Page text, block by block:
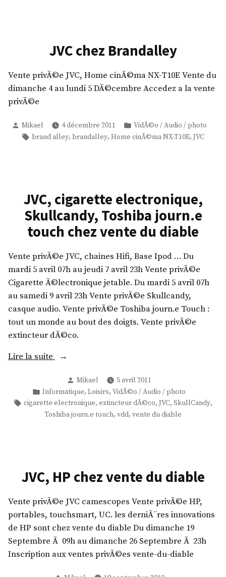
J
C
,
t
b
x
v
e
t
e
d
u
d
i
a
l
»
JVC chez Brandalley
Vente privÃ©e JVC, Home cinÃ©ma NX-T10E Vente du
dimanche 4 au lundi 5 DÃ©cembre Accedez a la vente
privÃ©e
Publié
par
Mikael 4 décembre 2011
Publié
dans
VidÃ©o / Audio / photo
Étiquettes :
brand alley, brandalley, Home cinÃ©ma NX-T10E, JVC
JVC, cigarette electronique,
Skullcandy, Toshiba journ.e
touch chez vente du diable
Vente privÃ©e JVC, chaines Hifi, Base Ipod … Du
mardi 5 avril 07h au jeudi 7 avril 23h Vente privÃ©e
Cigarette Ã©lectronique jetable. Du mardi 5 avril 07h
au samedi 9 avril 23h Vente privÃ©e Skullcandy,
casque audio. Vente privÃ©e Toshiba journ.e Touch :
tout un monde au bout des doigts. Vente privÃ©e
extincteur dÃ©co.
Lire la suite
V
C
a
e
t
t
e
e
Publié
par
Mikael
5 avril 2011
Publié
dans
Informatique, Loisirs, VidÃ©o / Audio / photo
Étiquettes :
cigarette electronique, extincteur dÃ©co, JVC, SkullCandy,
Toshiba journ.e touch, vdd, vente du diable
JVC, HP chez vente du diable
Vente privÃ©e JVC camescopes Vente privÃ©e HP,
portables, touchsmart, UC. les derniÃ¨res innovations
de HP sont chez vente du diable Du dimanche 19
Septembre Ã 09h au dimanche 26 Septembre Ã 23h
Inscription aux ventes privÃ©es vente-du-diable